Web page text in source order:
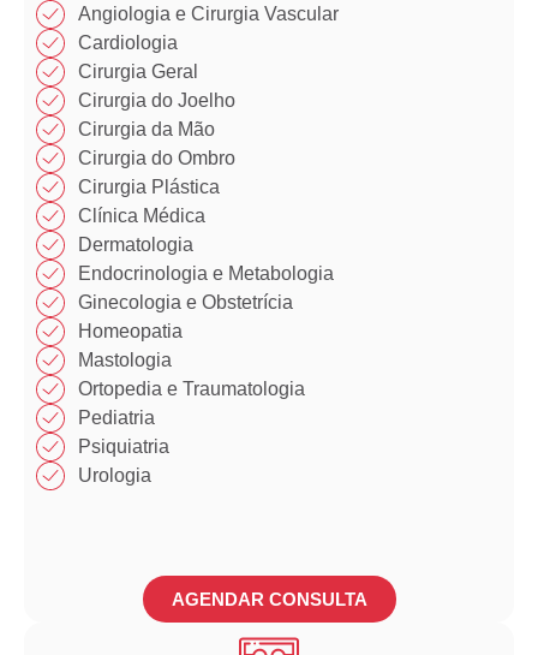
Angiologia e Cirurgia Vascular
Cardiologia
Cirurgia Geral
Cirurgia do Joelho
Cirurgia da Mão​
Cirurgia do Ombro​​
Cirurgia Plástica​​
Clínica Médica​​
Dermatologia
Endocrinologia e Metabologia​
Ginecologia e Obstetrícia
Homeopatia​
Mastologia​
Ortopedia e Traumatologia​
Pediatria
Psiquiatria
Urologia
AGENDAR CONSULTA